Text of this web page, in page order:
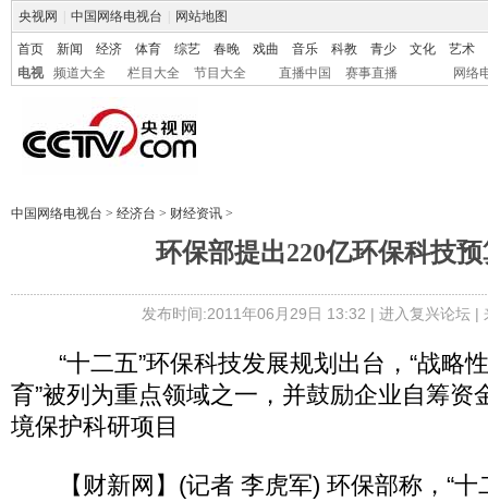
央视网 中国网络电视台 网站地图
首页 新闻 经济 体育 综艺 春晚 戏曲 音乐 科教 青少 文化
艺术
电视
频道大全 栏目大全 节目大全 直播中国 赛事直播 网络
中国网络电视台 > 经济台 > 财经资讯 >
环保部提出220亿环保科技
发布时间:2011年06月29日 13:32 | 进入复兴论坛|
“十二五”环保科技发展规划出台，“战略
育”被列为重点领域之一，并鼓励企业自筹资
境保护科研项目
【财新网】(记者 李虎军) 环保部称，“十